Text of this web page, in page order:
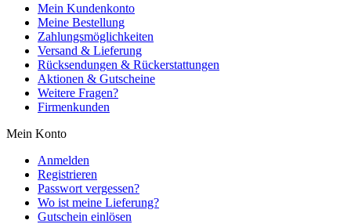
Mein Kundenkonto
Meine Bestellung
Zahlungsmöglichkeiten
Versand & Lieferung
Rücksendungen & Rückerstattungen
Aktionen & Gutscheine
Weitere Fragen?
Firmenkunden
Mein Konto
Anmelden
Registrieren
Passwort vergessen?
Wo ist meine Lieferung?
Gutschein einlösen